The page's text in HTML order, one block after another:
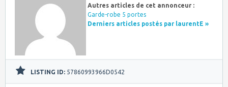
Autres articles de cet annonceur :
Garde-robe 5 portes
Derniers articles postés par laurentE »
LISTING ID: 57860993966D0542